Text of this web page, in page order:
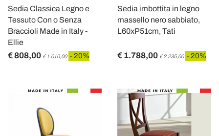
Sedia Classica Legno e
Tessuto Con o Senza
Braccioli Made in Italy -
Ellie
€ 808,00 € 1.010,00 - 20%
Sedia imbottita in legno
massello nero sabbiato,
L60xP51cm, Tati
€ 1.788,00 € 2.235,00 - 20%